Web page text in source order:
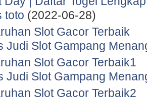
toto (2022-06-28)
Slot Gacor Terbaik
Judi Slot Gampang
Slot Gacor Terbaik1
Judi Slot Gampang
Slot Gacor Terbaik2